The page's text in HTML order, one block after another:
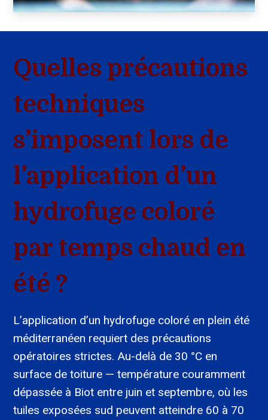
Quelles précautions
techniques
s’imposent lors de
l’application d’un
hydrofuge coloré
par temps chaud en
été ?
L’application d’un hydrofuge coloré en plein été
méditerranéen requiert des précautions
opératoires strictes. Au-delà de 30 °C en
surface de toiture — température couramment
dépassée à Biot entre juin et septembre, où les
tuiles exposées sud peuvent atteindre 60 à 70